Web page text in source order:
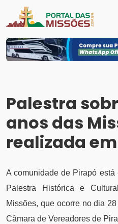
Palestra
anos das
realizada
A comunidade de Pirapó
Palestra Histórica e
Missões, que ocorre no dia
Câmara de Vereadores de